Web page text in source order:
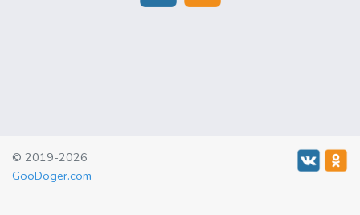
© 2019-2026
GooDoger.com